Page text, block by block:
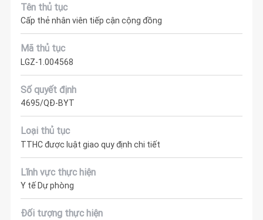
Tên thủ tục
Cấp thẻ nhân viên tiếp cận cộng đồng
Mã thủ tục
LGZ-1.004568
Số quyết định
4695/QĐ-BYT
Loại thủ tục
TTHC được luật giao quy định chi tiết
Lĩnh vực thực hiện
Y tế Dự phòng
Đối tượng thực hiện